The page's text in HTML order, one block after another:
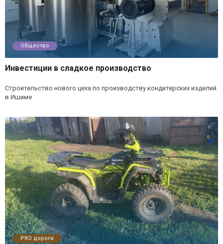
Общество
Инвестиции в сладкое производство
Строительство нового цеха по производству кондитерских изделий
в Ишиме
PRO дороги